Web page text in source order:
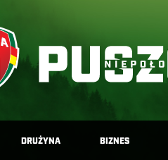
DRUŻYNA BIZNES